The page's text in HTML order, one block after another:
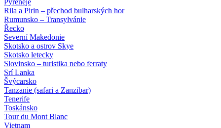
Pyreneje
Rila a Pirin – přechod bulharských hor
Rumunsko – Transylvánie
Řecko
Severní Makedonie
Skotsko a ostrov Skye
Skotsko letecky
Slovinsko – turistika nebo ferraty
Srí Lanka
Švýcarsko
Tanzanie (safari a Zanzibar)
Tenerife
Toskánsko
Tour du Mont Blanc
Vietnam